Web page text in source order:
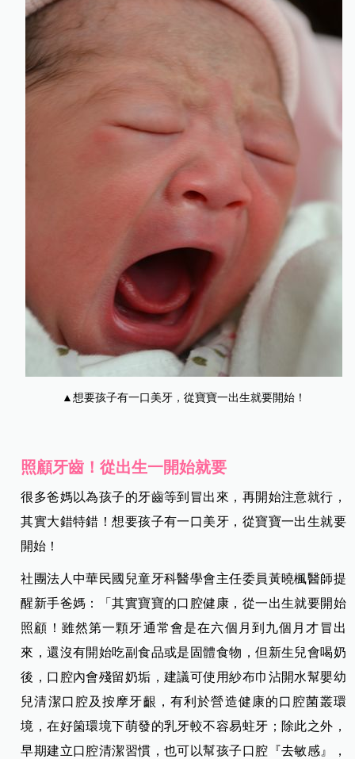
▲想要孩子有一口美牙，從寶寶一出生就要開始！
照顧牙齒！從出生一開始就要
很多爸媽以為孩子的牙齒等到冒出來，再開始注意就行，
其實大錯特錯！想要孩子有一口美牙，從寶寶一出生就要
開始！
社團法人中華民國兒童牙科醫學會主任委員黃曉楓醫師提
醒新手爸媽：「其實寶寶的口腔健康，從一出生就要開始
照顧！雖然第一顆牙通常會是在六個月到九個月才冒出
來，還沒有開始吃副食品或是固體食物，但新生兒會喝奶
後，口腔內會殘留奶垢，建議可使用紗布巾沾開水幫嬰幼
兒清潔口腔及按摩牙齦，有利於營造健康的口腔菌叢環
境，在好箘環境下萌發的乳牙較不容易蛀牙；除此之外，
早期建立口腔清潔習慣，也可以幫孩子口腔『去敏感』，